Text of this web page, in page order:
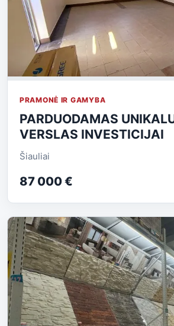
PRAMONĖ IR GAMYBA
PARDUODAMAS
VERSLAS INVESTICIJAI
Šiauliai
87 000 €